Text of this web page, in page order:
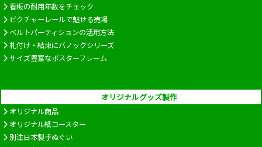
看板の耐用年数をチェック
ピクチャーレールで魅せる売場
ベルトパーティションの活用方法
札付け・結束にバノックシリーズ
サイズ豊富なポスターフレーム
オリジナルグッズ製作
オリジナル商品
オリジナル紙コースター
別注日本製手ぬぐい